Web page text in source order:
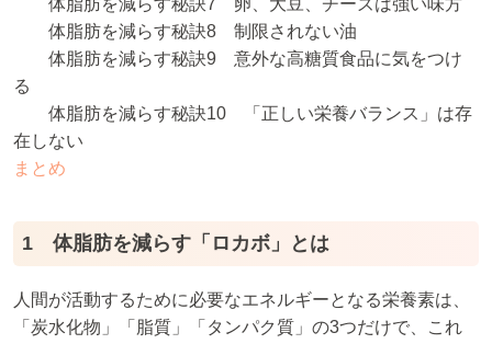
体脂肪を減らす秘訣7 卵、大豆、チーズは強い味方
体脂肪を減らす秘訣8 制限されない油
体脂肪を減らす秘訣9 意外な高糖質食品に気をつけ
る
体脂肪を減らす秘訣10 「正しい栄養バランス」は存
在しない
まとめ
1 体脂肪を減らす「ロカボ」とは
人間が活動するために必要なエネルギーとなる栄養素は、
「炭水化物」「脂質」「タンパク質」の3つだけで、これ